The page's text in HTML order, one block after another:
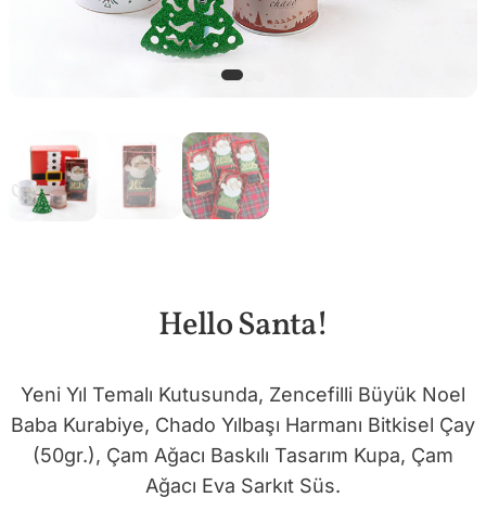
Hello Santa!
Yeni Yıl Temalı Kutusunda, Zencefilli Büyük Noel
Baba Kurabiye, Chado Yılbaşı Harmanı Bitkisel Çay
(50gr.), Çam Ağacı Baskılı Tasarım Kupa, Çam
Ağacı Eva Sarkıt Süs.